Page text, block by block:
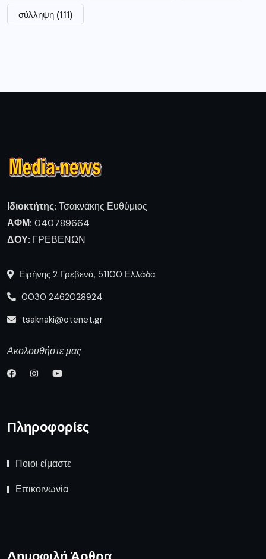
σύλληψη (111)
Ιδιοκτήτης: Τσακνάκης Ευθύμιος
ΑΦΜ: 040789664
ΔΟΥ: ΓΡΕΒΕΝΩΝ
Ειρήνης 2 Γρεβενά, 51100 Ελλάδα
0030 2462028924
tsaknaki@otenet.gr
Ακολουθήστε μας
Πληροφορίες
Ποιοι είμαστε
Επικοινωνία
Δημοφιλή Άρθρα